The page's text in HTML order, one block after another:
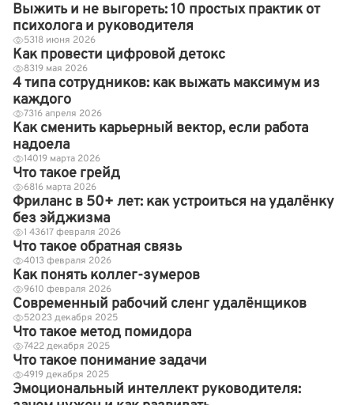
5318 июня 2026
Выжить и не выгореть: 10 простых практик от
психолога и руководителя
8319 мая 2026
Как провести цифровой детокс
7316 апреля 2026
4 типа сотрудников: как выжать максимум из
каждого
14019 марта 2026
Как сменить карьерный вектор, если работа
надоела
6816 марта 2026
Что такое грейд
1 43617 февраля 2026
Фриланс в 50+ лет: как устроиться на удалёнку
без эйджизма
4013 февраля 2026
Что такое обратная связь
9610 февраля 2026
Как понять коллег-зумеров
52023 декабря 2025
Современный рабочий сленг удалёнщиков
7422 декабря 2025
Что такое метод помидора
4919 декабря 2025
Что такое понимание задачи
Эмоциональный интеллект руководителя: